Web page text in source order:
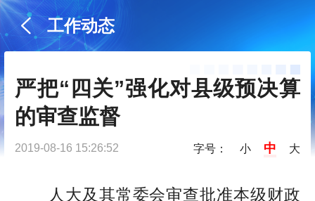
工作动态
严把“四关”强化对县级预决算
的审查监督
2019-08-16 15:26:52 字号： 小 中 大
人大及其常委会审查批准本级财政